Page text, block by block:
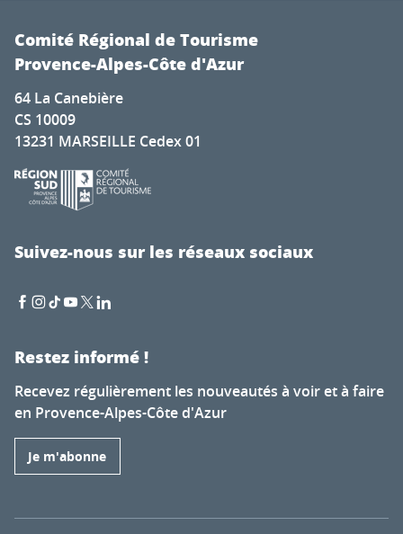
Comité Régional de Tourisme
Provence-Alpes-Côte d'Azur
64 La Canebière
CS 10009
13231 MARSEILLE Cedex 01
Suivez-nous sur les réseaux sociaux
Restez informé !
Recevez régulièrement les nouveautés à voir et à faire
en Provence-Alpes-Côte d'Azur
Je m'abonne